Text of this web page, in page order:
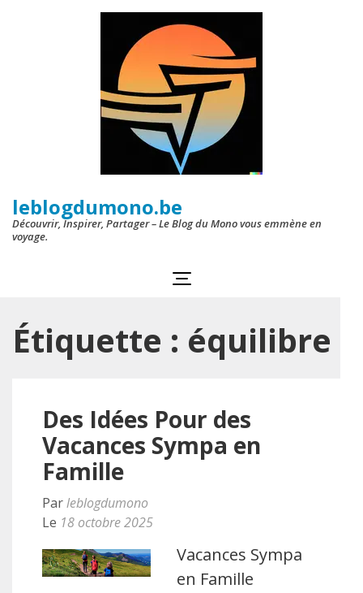
leblogdumono.be
Découvrir, Inspirer, Partager – Le Blog du Mono vous emmène en
voyage.
Étiquette : équilibre
Des Idées Pour des
Vacances Sympa en
Famille
Parleblogdumono
Le 18 octobre 2025
Vacances Sympa
en Famille